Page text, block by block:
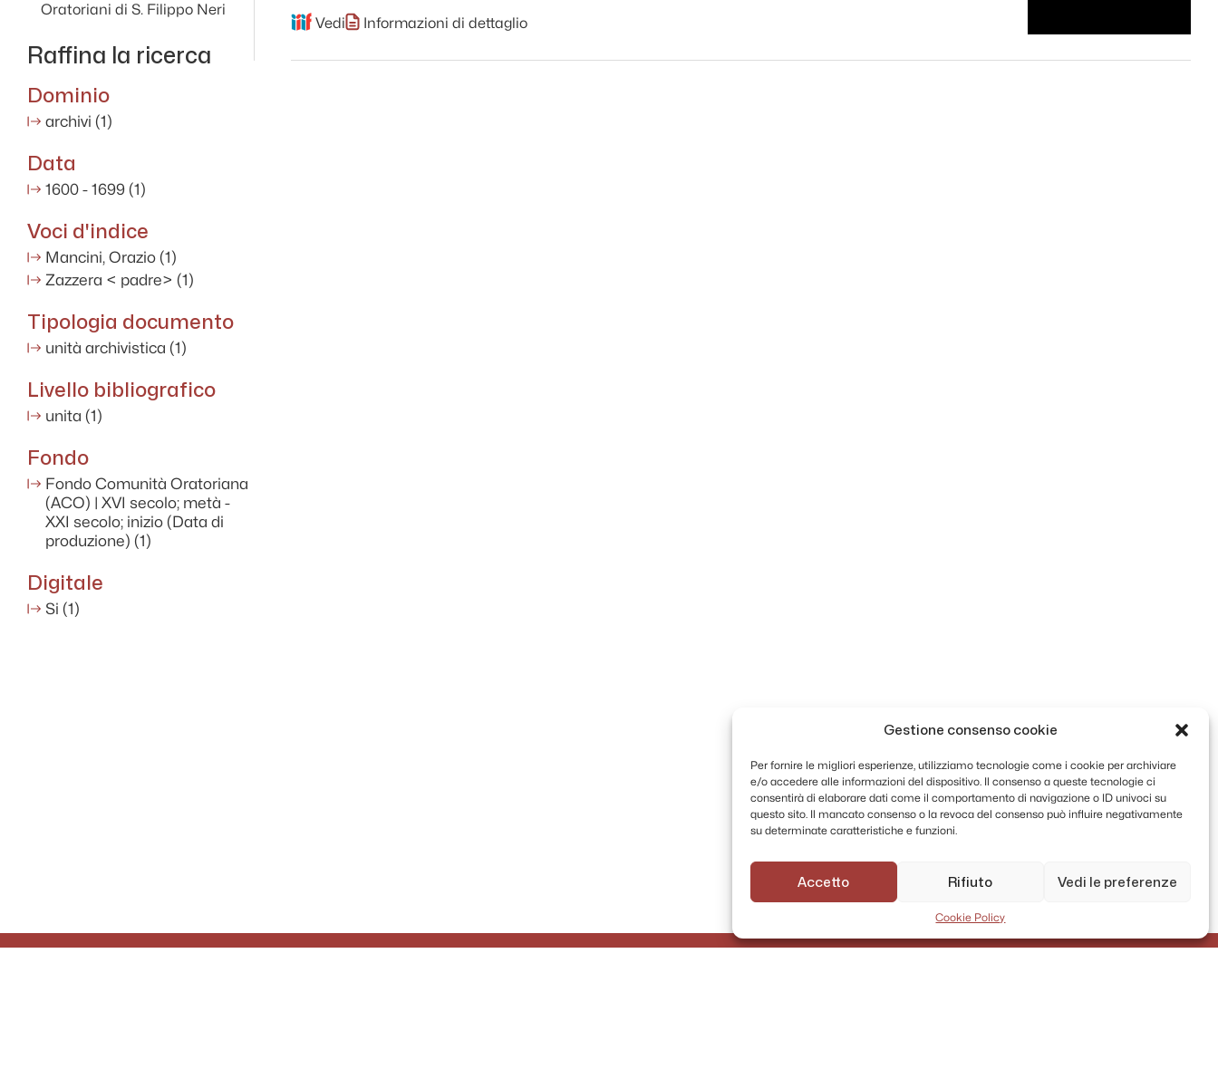
Gestione consenso cookie
Per fornire le migliori esperienze, utilizziamo tecnologie come i cookie per archiviare
e/o accedere alle informazioni del dispositivo. Il consenso a queste tecnologie ci
consentirà di elaborare dati come il comportamento di navigazione o ID univoci su
questo sito. Il mancato consenso o la revoca del consenso può influire negativamente
su determinate caratteristiche e funzioni.
Accetto Rifiuto Vedi le preferenze
Cookie Policy
Oratoriani di S. Filippo Neri
Raffina la ricerca
Dominio
archivi (1)
Data
1600 - 1699 (1)
Voci d'indice
Mancini, Orazio (1)
Zazzera < padre> (1)
Tipologia documento
unità archivistica (1)
Livello bibliografico
unita (1)
Fondo
Fondo Comunità Oratoriana
(ACO) | XVI secolo; metà -
XXI secolo; inizio (Data di
produzione) (1)
Digitale
Si (1)
Vedi Informazioni di dettaglio